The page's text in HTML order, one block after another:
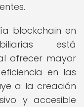
blockchain en
está
ofrecer mayor
en las
a la creación
y accesible